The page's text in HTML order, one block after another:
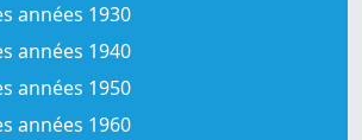
années 1930
années 1940
années 1950
années 1960